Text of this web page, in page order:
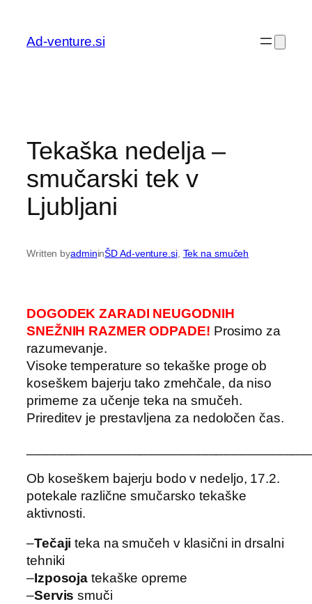
vsebino
Ad-venture.si
Tekaška nedelja –
smučarski tek v
Ljubljani
Written byadmininŠD Ad-venture.si, Tek na smučeh
DOGODEK ZARADI NEUGODNIH
SNEŽNIH RAZMER ODPADE! Prosimo za
razumevanje.
Visoke temperature so tekaške proge ob
koseškem bajerju tako zmehčale, da niso
primerne za učenje teka na smučeh.
Prireditev je prestavljena za nedoločen čas.
Ob koseškem bajerju bodo v nedeljo, 17.2.
potekale različne smučarsko tekaške
aktivnosti.
–Tečaji teka na smučeh v klasični in drsalni
tehniki
–Izposoja tekaške opreme
–Servis smuči